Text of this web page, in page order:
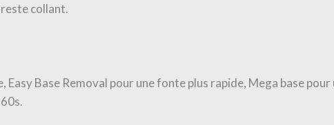
reste collant.
Easy Base Removal pour une fonte plus rapide, Mega base